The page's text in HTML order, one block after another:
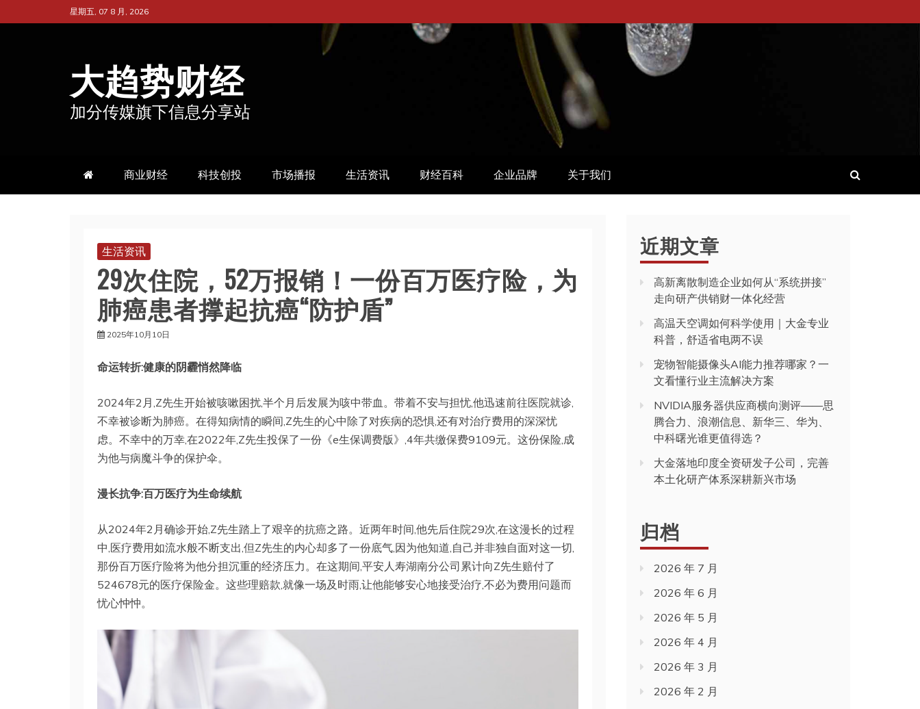
至
星期五, 07 8 月, 2026
大趋势财经
加分传媒旗下信息分享站
商业财经 科技创投 市场播报 生活资讯 财经百科 企业品牌 关于我们
生活资讯
29次住院，52万报销！一份百万医疗险，为
肺癌患者撑起抗癌“防护盾”
2025年10月10日
命运转折:健康的阴霾悄然降临
2024年2月,Z先生开始被咳嗽困扰,半个月后发展为咳中带血。带着不安与担忧,他迅速前往医院就诊,
不幸被诊断为肺癌。在得知病情的瞬间,Z先生的心中除了对疾病的恐惧,还有对治疗费用的深深忧
虑。不幸中的万幸,在2022年,Z先生投保了一份《e生保调费版》,4年共缴保费9109元。这份保险,成
为他与病魔斗争的保护伞。
漫长抗争:百万医疗为生命续航
从2024年2月确诊开始,Z先生踏上了艰辛的抗癌之路。近两年时间,他先后住院29次,在这漫长的过程
中,医疗费用如流水般不断支出,但Z先生的内心却多了一份底气,因为他知道,自己并非独自面对这一切,
那份百万医疗险将为他分担沉重的经济压力。在这期间,平安人寿湖南分公司累计向Z先生赔付了
524678元的医疗保险金。这些理赔款,就像一场及时雨,让他能够安心地接受治疗,不必为费用问题而
忧心忡忡。
近期文章
高新离散制造企业如何从“系统拼接”
走向研产供销财一体化经营
高温天空调如何科学使用｜大金专业
科普，舒适省电两不误
宠物智能摄像头AI能力推荐哪家？一
文看懂行业主流解决方案
NVIDIA服务器供应商横向测评——思
腾合力、浪潮信息、新华三、华为、
中科曙光谁更值得选？
大金落地印度全资研发子公司，完善
本土化研产体系深耕新兴市场
归档
2026 年 7 月
2026 年 6 月
2026 年 5 月
2026 年 4 月
2026 年 3 月
2026 年 2 月